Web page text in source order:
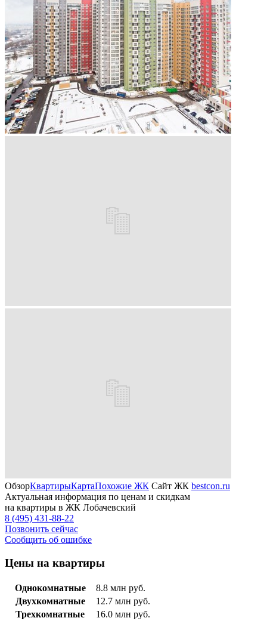
ОбзорКвартирыКартаПохожие ЖК Сайт ЖК bestcon.ru
Актуальная информация по ценам и скидкам
на квартиры в ЖК Лобачевский
8 (495) 431-88-22
Позвонить сейчас
Сообщить об ошибке
Цены на квартиры
Однокомнатные 8.8 млн руб.
Двухкомнатные
12.7 млн руб.
Трехкомнатные
16.0 млн руб.